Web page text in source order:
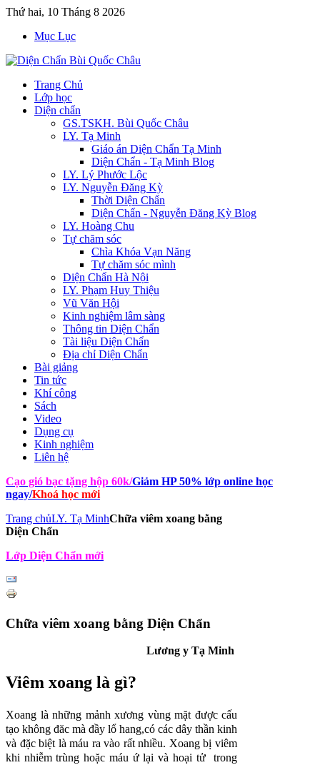
Thứ hai, 10 Tháng 8 2026
Mục Lục
Trang Chủ
Lớp học
Diện chẩn
GS.TSKH. Bùi Quốc Châu
LY. Tạ Minh
Giáo án Diện Chẩn Tạ Minh
Diện Chẩn - Tạ Minh Blog
LY. Lý Phước Lộc
LY. Nguyễn Đăng Kỳ
Thời Diện Chẩn
Diện Chẩn - Nguyễn Đăng Kỳ Blog
LY. Hoàng Chu
Tự chăm sóc
Chìa Khóa Vạn Năng
Tự chăm sóc mình
Diện Chẩn Hà Nội
LY. Phạm Huy Thiệu
Vũ Văn Hội
Kinh nghiệm lâm sàng
Thông tin Diện Chẩn
Tài liệu Diện Chẩn
Địa chỉ Diện Chẩn
Bài giảng
Tin tức
Khí công
Sách
Video
Dụng cụ
Kinh nghiệm
Liên hệ
Cạo gió bạc tặng hộp 60k/Giảm HP 50% lớp online học
ngay/Khoá học mới
Trang chủLY. Tạ MinhChữa viêm xoang bằng
Diện Chẩn
Lớp Diện Chẩn mới
Chữa viêm xoang bằng Diện Chẩn
Lương y Tạ Minh
Viêm xoang là gì?
Xoang là những mảnh xương vùng mặt được cấu
tạo không đăc mà đầy lổ hang,có các dây thần kinh
và đặc biệt là máu ra vào rất nhiều. Xoang bị viêm
khi nhiễm trùng hoặc máu ứ lại và hoại tử trong